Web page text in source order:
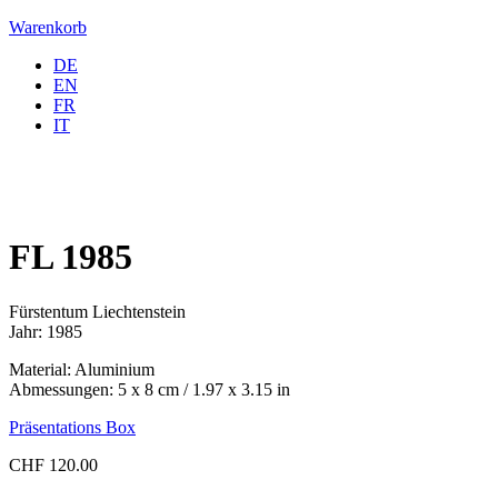
Warenkorb
DE
EN
FR
IT
FL 1985
Fürstentum Liechtenstein
Jahr: 1985
Material: Aluminium
Abmessungen: 5 x 8 cm / 1.97 x 3.15 in
Präsentations Box
CHF 120.00